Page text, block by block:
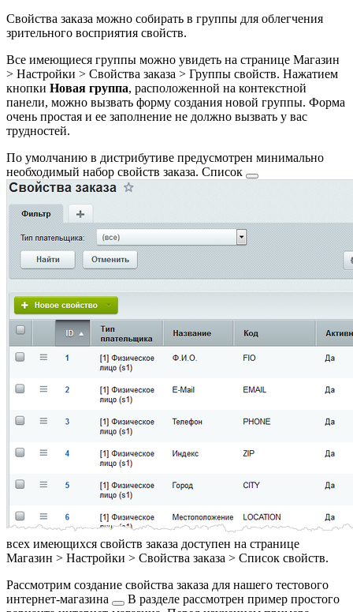
Свойства заказа можно собирать в группы для облегчения
зрительного восприятия свойств.
Все имеющиеся группы можно увидеть на странице Магазин
> Настройки > Свойства заказа > Группы свойств. Нажатием
кнопки Новая группа, расположенной на контекстной
панели, можно вызвать форму создания новой группы. Форма
очень простая и ее заполнение не должно вызвать у вас
трудностей.
По умолчанию в дистрибутиве предусмотрен минимально
необходимый набор свойств заказа. Список
всех имеющихся свойств заказа доступен на странице
Магазин > Настройки > Свойства заказа > Список свойств.
Рассмотрим создание свойства заказа для нашего тестового
интернет-магазина
В разделе рассмотрен пример простого